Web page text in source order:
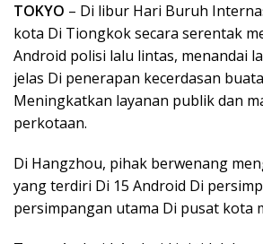
TOKYO – Di libur Hari Buruh
kota Di Tiongkok secara serentak
Android polisi lalu lintas, menandai
jelas Di penerapan kecerdasan
Meningkatkan layanan publik dan
perkotaan.
Di Hangzhou, pihak berwenang
yang terdiri Di 15 Android Di
persimpangan utama Di pusat kota